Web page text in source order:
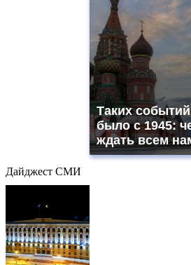
Таких
было с 1945:
ждать всем
Дайджест СМИ